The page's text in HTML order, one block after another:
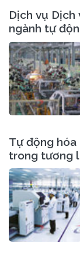
Dịch vụ
ngành tự
Tự động hóa
trong tương